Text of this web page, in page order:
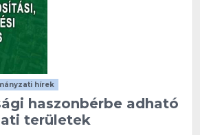
hírek
haszonbérbe adható
területek